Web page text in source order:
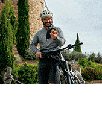
entrega 650 euros a